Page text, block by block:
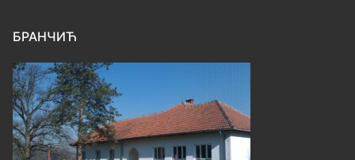
БРАНЧИЋ